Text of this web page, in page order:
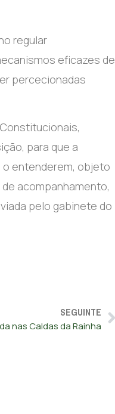
regular
eficazes de
percecionadas
para que a
entenderem, objeto
acompanhamento,
pelo gabinete do
SEGUINTE
nas Caldas da Rainha